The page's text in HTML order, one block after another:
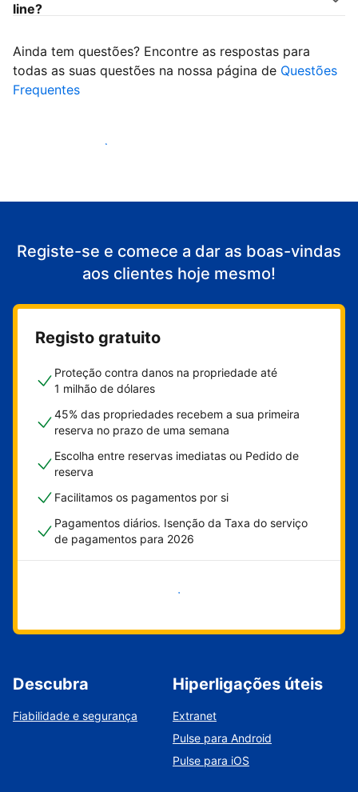
line?
Ainda tem questões? Encontre as respostas para
todas as suas questões na nossa página de Questões
Frequentes
Comece a receber clientes
Registe-se e comece a dar as boas-vindas
aos clientes hoje mesmo!
Registo gratuito
Proteção contra danos na propriedade até
1 milhão de dólares
45% das propriedades recebem a sua primeira
reserva no prazo de uma semana
Escolha entre reservas imediatas ou Pedido de
reserva
Facilitamos os pagamentos por si
Pagamentos diários. Isenção da Taxa do serviço
de pagamentos para 2026
Comece já
Descubra
Fiabilidade e segurança
Hiperligações úteis
Extranet
Pulse para Android
Pulse para iOS